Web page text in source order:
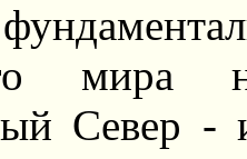
Север -